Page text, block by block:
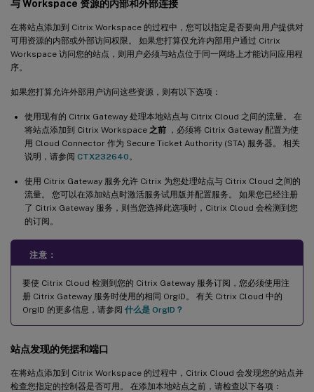
与 Workspace 资源的内部和外部连接
在将站点添加到 Citrix Workspace 的过程中，您可以指定是否要向用户提供对
可用资源的内部或外部访问权限。 如果您打算仅允许内部用户通过 Citrix
Workspace 访问您的站点，则用户必须与站点位于同一网络上才能访问应用程
序。
如果您打算允许外部用户访问这些资源，则有以下选项：
使用现有的 Citrix Gateway 处理本地站点与 Citrix Cloud 之间的流量。 在
将站点添加到 Citrix Workspace 之前 ，必须将 Citrix Gateway 配置为使
用 Cloud Connector 作为 Secure Ticket Authority (STA) 服务器。 相关
说明，请参阅 CTX232640 。
使用 Citrix Gateway 服务允许 Citrix 为您处理站点与 Citrix Cloud 之间的
流量。 您可以在添加站点时激活服务试用版并配置服务。 如果您已经注册
了 Citrix Gateway 服务，则当您选择此选项时，Citrix Cloud 会检测到您
的订阅。
注意：
要使 Citrix Cloud 检测到您的 Citrix Gateway 服务订阅，您必须使用注
册 Citrix Gateway 服务时使用的相同 OrgID。 有关 Citrix Cloud 中的
OrgID 的更多信息，请参阅 什么是 OrgID？
站点发现的凭据和端口
在将站点添加到 Citrix Workspace 的过程中，Citrix Cloud 会发现您的站点并
检查您指定的控制器是否可用。 在添加本地站点之前，请检查以下各项：